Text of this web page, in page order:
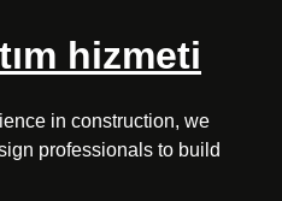
hizmeti
in construction, we
professionals to build